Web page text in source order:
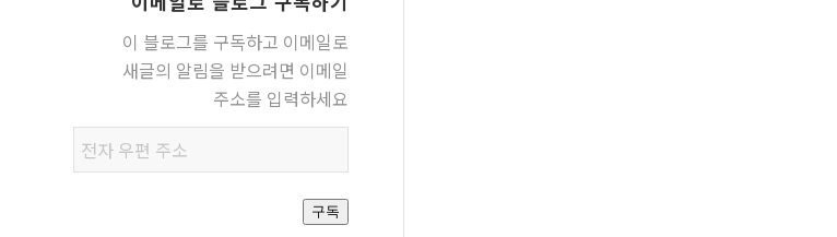
이 블로그를 구독하고 이메일로
새글의 알림을 받으려면 이메일
주소를 입력하세요
우편
주소
구독